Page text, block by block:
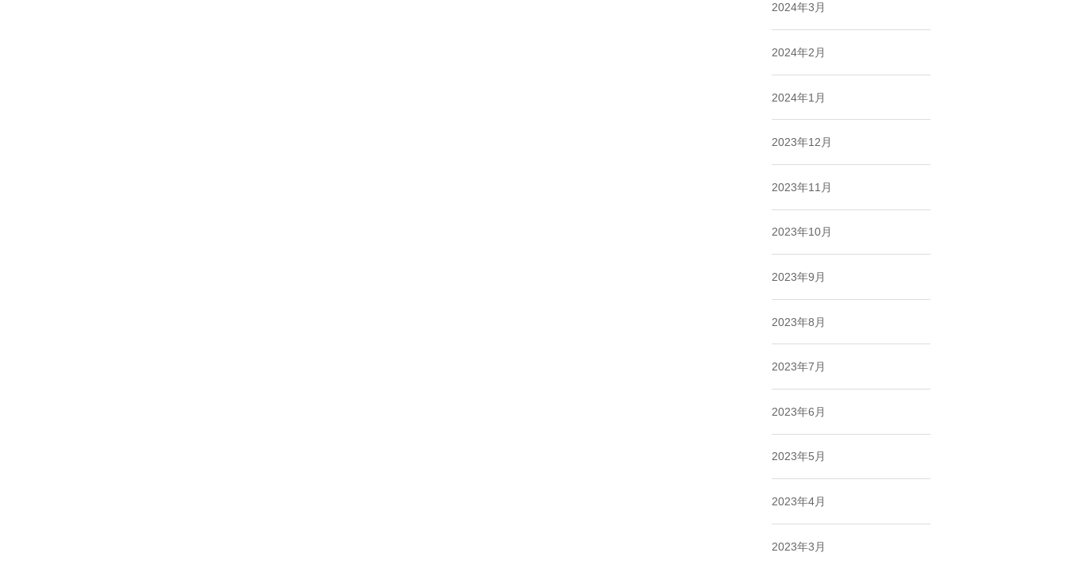
2024年3月
2024年2月
2024年1月
2023年12月
2023年11月
2023年10月
2023年9月
2023年8月
2023年7月
2023年6月
2023年5月
2023年4月
2023年3月